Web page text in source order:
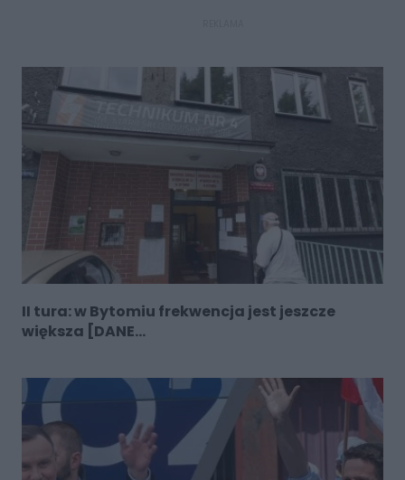
II tura: w Bytomiu frekwencja jest jeszcze
większa [DANE...